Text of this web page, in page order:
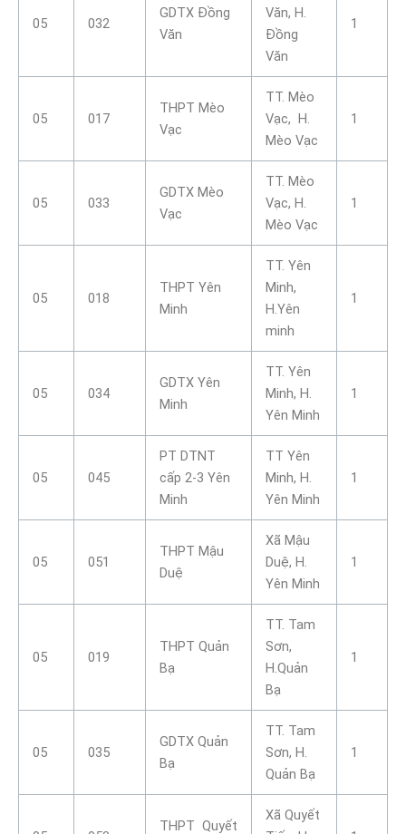
05 032
GDTX Đồng
Văn
Văn, H.
Đồng
Văn
1
05 017
THPT Mèo
Vạc
TT. Mèo
Vạc, H.
Mèo Vạc
1
05 033
GDTX Mèo
Vạc
TT. Mèo
Vạc, H.
Mèo Vạc
1
05 018
THPT Yên
Minh
TT. Yên
Minh,
H.Yên
minh
1
05 034
GDTX Yên
Minh
TT. Yên
Minh, H.
Yên Minh
1
05 045
PT DTNT
cấp 2-3 Yên
Minh
TT Yên
Minh, H.
Yên Minh
1
05 051
THPT Mậu
Duệ
Xã Mậu
Duệ, H.
Yên Minh
1
05 019
THPT Quản
Bạ
TT. Tam
Sơn,
H.Quản
Bạ
1
05 035
GDTX Quản
Bạ
TT. Tam
Sơn, H.
Quản Bạ
1
THPT Quyết
Xã Quyết